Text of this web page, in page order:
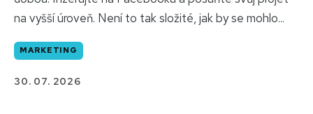
na vyšší úroveň. Není to tak složité, jak by se mohlo...
MARKETING
30. 07. 2026